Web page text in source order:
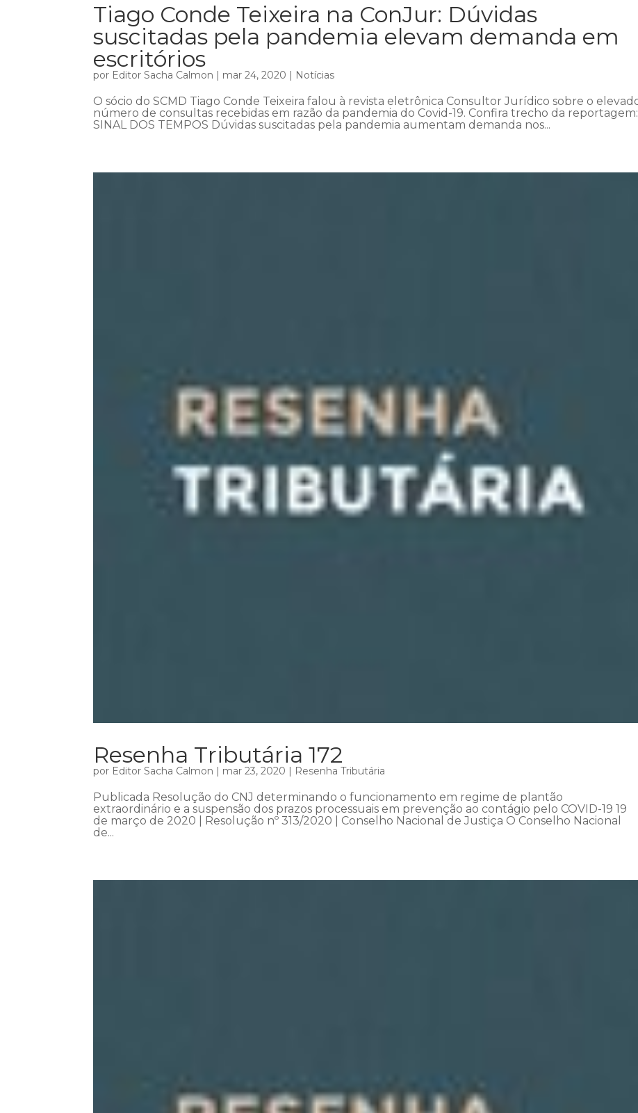
Tiago Conde Teixeira na ConJur: Dúvidas
suscitadas pela pandemia elevam demanda em
escritórios
por Editor Sacha Calmon | mar 24, 2020 | Notícias
O sócio do SCMD Tiago Conde Teixeira falou à revista eletrônica Consultor Jurídico sobre o
número de consultas recebidas em razão da pandemia do Covid-19. Confira trecho da reportagem:
SINAL DOS TEMPOS Dúvidas suscitadas pela pandemia aumentam demanda nos...
Resenha Tributária 172
por Editor Sacha Calmon | mar 23, 2020 | Resenha Tributária
Publicada Resolução do CNJ determinando o funcionamento em regime de plantão
extraordinário e a suspensão dos prazos processuais em prevenção ao contágio pelo COVID-19 19
de março de 2020 | Resolução nº 313/2020 | Conselho Nacional de Justiça O Conselho Nacional
de...